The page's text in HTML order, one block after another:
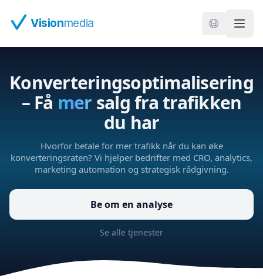
Visionmedia
Konverteringsoptimalisering
– Få mer salg fra trafikken
du har
Hvorfor betale for mer trafikk når du kan øke
konverteringsraten? Vi hjelper bedrifter med CRO, analytics,
marketing automation og strategisk rådgivning.
Be om en analyse
Se alle tjenester